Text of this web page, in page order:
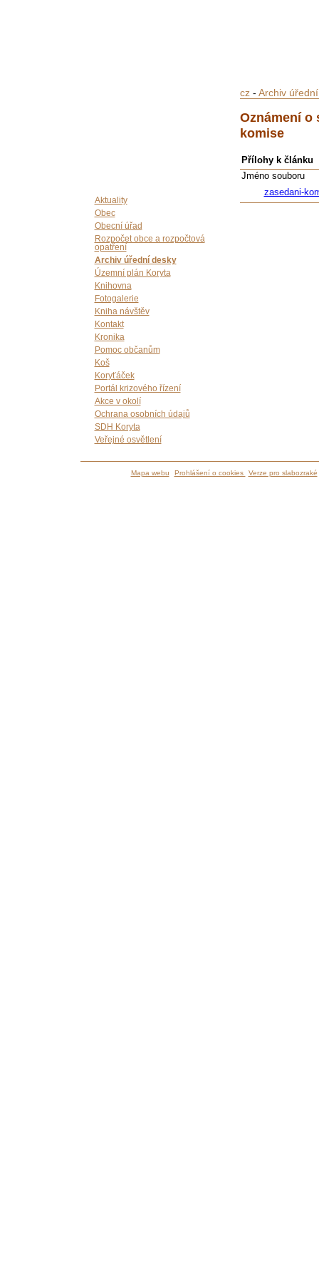
Aktuality
Obec
Obecní úřad
Rozpočet obce a rozpočtová
opatření
Archiv úřední desky
Územní plán Koryta
Knihovna
Fotogalerie
Kniha návštěv
Kontakt
Kronika
Pomoc občanům
Koš
Koryťáček
Portál krizového řízení
Akce v okolí
Ochrana osobních údajů
SDH Koryta
Veřejné osvětlení
cz- Archiv
Oznámení o
komise
Přílohy k článku
Jméno souboru
zasedani-
Mapa webu Prohlášení o cookies Verze pro slabozraké